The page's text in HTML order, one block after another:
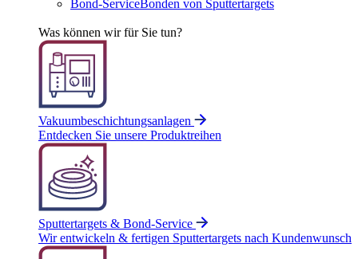
Bond-ServiceBonden von Sputtertargets
Was können wir für Sie tun?
Vakuumbeschichtungsanlagen
Entdecken Sie unsere Produktreihen
Sputtertargets & Bond-Service
Wir entwickeln & fertigen Sputtertargets nach Kundenwunsch